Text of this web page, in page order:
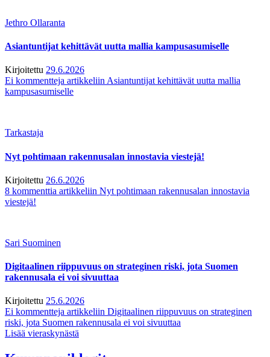
Jethro Ollaranta
Asiantuntijat kehittävät uutta mallia kampusasumiselle
Kirjoitettu 29.6.2026
Ei kommentteja artikkeliin Asiantuntijat kehittävät uutta mallia
kampusasumiselle
Tarkastaja
Nyt pohtimaan rakennusalan innostavia viestejä!
Kirjoitettu 26.6.2026
8 kommenttia artikkeliin Nyt pohtimaan rakennusalan innostavia
viestejä!
Sari Suominen
Digitaalinen riippuvuus on strateginen riski, jota Suomen
rakennusala ei voi sivuuttaa
Kirjoitettu 25.6.2026
Ei kommentteja artikkeliin Digitaalinen riippuvuus on strateginen
riski, jota Suomen rakennusala ei voi sivuuttaa
Lisää vieraskynästä